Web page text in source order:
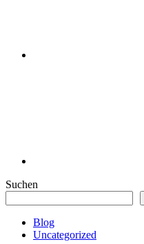
Suchen
Blog
Uncategorized